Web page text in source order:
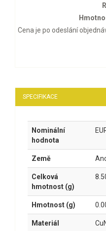
Cena je po odeslání
SPECIFIKACE
Nominální
hodnota
Země
Celková
hmotnost (g)
Hmotnost (g)
Materiál